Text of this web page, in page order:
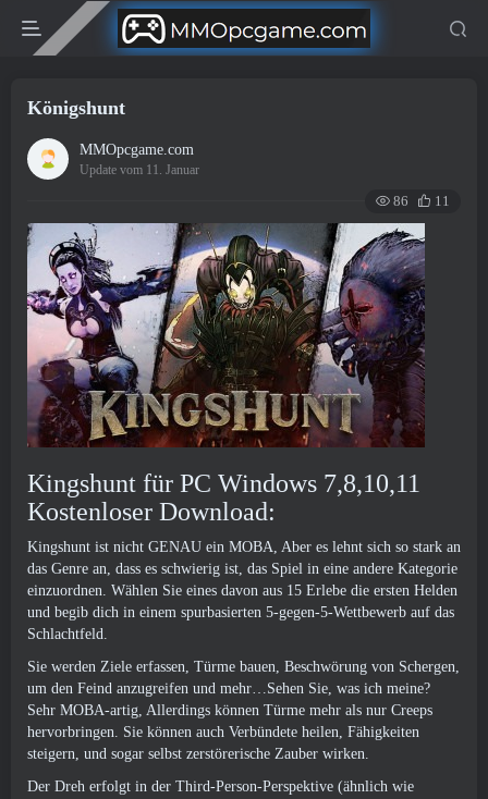
Königshunt
MMOpcgame.com
Update vom 11. Januar
86 11
Kingshunt für PC Windows 7,8,10,11
Kostenloser Download:
Kingshunt ist nicht GENAU ein MOBA, Aber es lehnt sich so stark an
das Genre an, dass es schwierig ist, das Spiel in eine andere Kategorie
einzuordnen. Wählen Sie eines davon aus 15 Erlebe die ersten Helden
und begib dich in einem spurbasierten 5-gegen-5-Wettbewerb auf das
Schlachtfeld.
Sie werden Ziele erfassen, Türme bauen, Beschwörung von Schergen,
um den Feind anzugreifen und mehr…Sehen Sie, was ich meine?
Sehr MOBA-artig, Allerdings können Türme mehr als nur Creeps
hervorbringen. Sie können auch Verbündete heilen, Fähigkeiten
steigern, und sogar selbst zerstörerische Zauber wirken.
Der Dreh erfolgt in der Third-Person-Perspektive (ähnlich wie